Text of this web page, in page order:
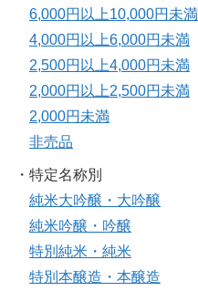
6,000円以上10,000円未満
4,000円以上6,000円未満
2,500円以上4,000円未満
2,000円以上2,500円未満
2,000円未満
非売品
・特定名称別
純米大吟醸・大吟醸
純米吟醸・吟醸
特別純米・純米
特別本醸造・本醸造